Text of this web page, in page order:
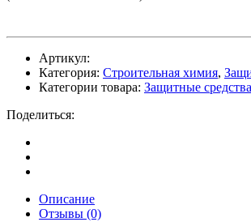
Артикул:
Категория: Строительная химия,
Категории товара: Защитные средства
Поделиться:
Описание
Отзывы (0)